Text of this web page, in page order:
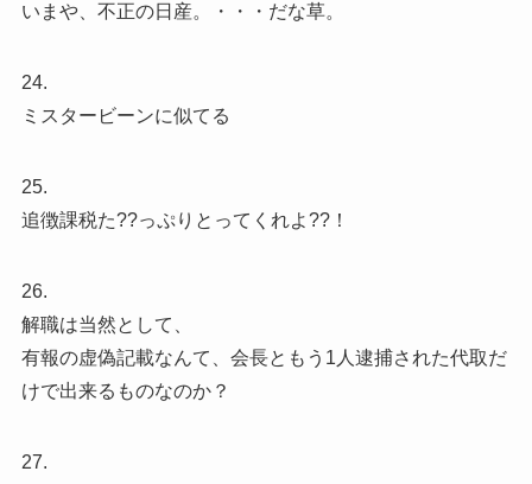
いまや、不正の日産。・・・だな草。
24.
ミスタービーンに似てる
25.
追徴課税た??っぷりとってくれよ??！
26.
解職は当然として、
有報の虚偽記載なんて、会長ともう1人逮捕された代取だ
けで出来るものなのか？
27.